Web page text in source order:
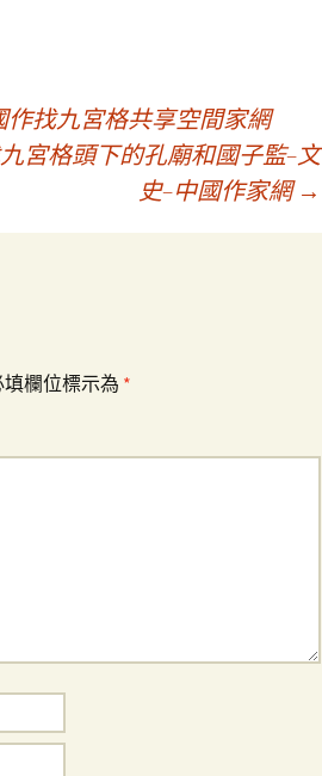
作找九宮格共享空間家網
宮格頭下的孔廟和國子監–文
史–中國作家網 →
填欄位標示為 *